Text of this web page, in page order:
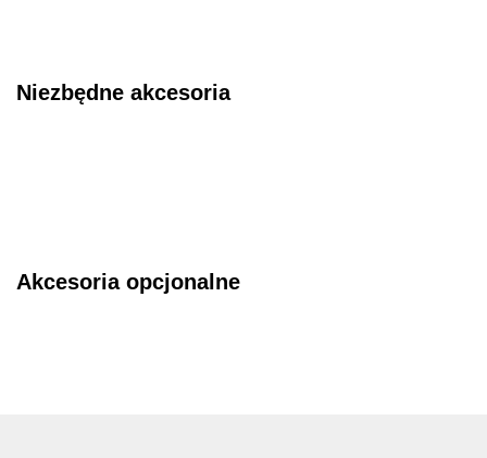
Niezbędne akcesoria
Akcesoria opcjonalne